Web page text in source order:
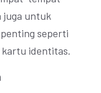
juga untuk
seperti
identitas.